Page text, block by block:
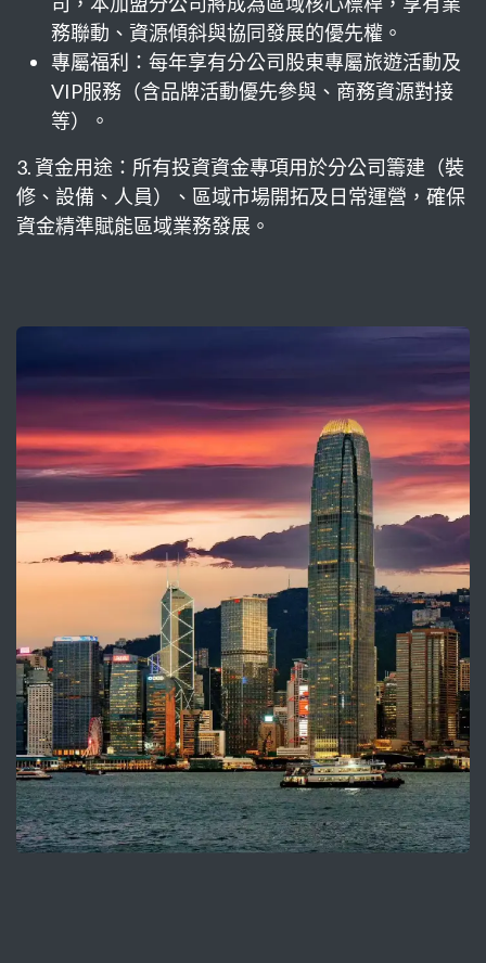
務聯動、資源傾斜與協同發展的優先權。
專屬福利：每年享有分公司股東專屬旅遊活動及
VIP服務（含品牌活動優先參與、商務資源對接
等）。
3. 資金用途：所有投資資金專項用於分公司籌建（裝
修、設備、人員）、區域市場開拓及日常運營，確保
資金精準賦能區域業務發展。